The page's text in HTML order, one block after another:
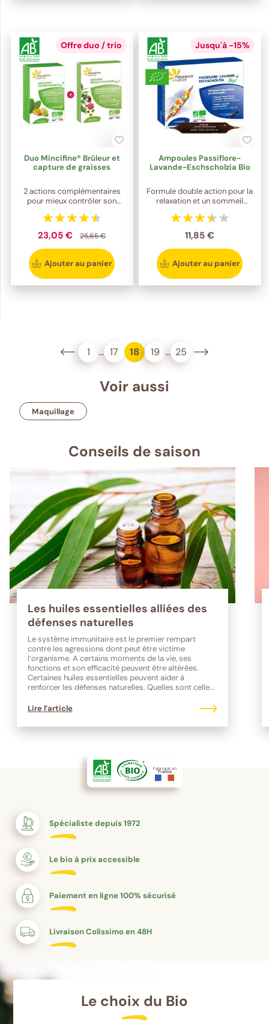
Offre duo / trio
Duo Mincifine® Brûleur et
capture de graisses
2 actions complémentaires
pour mieux contrôler son
23,05 € 25,65 €
Ajouter au panier
Jusqu'à -15%
Ampoules Passiflore-
Lavande-Eschscholzia Bio
Formule double action pour la
relaxation et un sommeil
11,85 €
Ajouter au panier
1 … 17 18 19 … 25
Voir aussi
Maquillage
Conseils de saison
Les huiles essentielles alliées des
défenses naturelles
Le système immunitaire est le premier rempart
contre les agressions dont peut être victime
l’organisme. A certains moments de la vie, ses
fonctions et son efficacité peuvent être altérées.
Certaines huiles essentielles peuvent aider à
renforcer les défenses naturelles. Quelles sont celles
Lire l’article
Fabriqué en
France
Spécialiste depuis 1972
Le bio à prix accessible
Paiement en ligne 100% sécurisé
Livraison Colissimo en 48H
Le choix du Bio